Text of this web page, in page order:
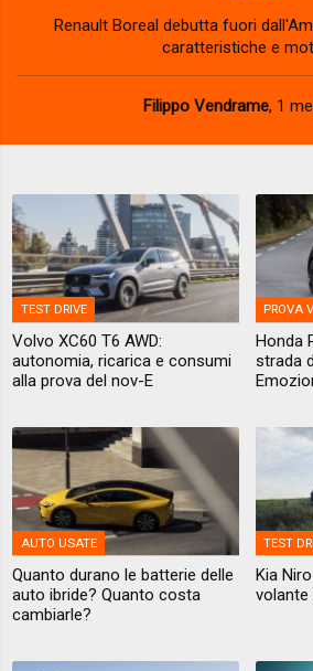
Renault Boreal debutta fuori
caratteristiche e
Filippo Vendrame, 1
TEST DRIVE
Volvo XC60 T6 AWD:
autonomia, ricarica e consumi
alla prova del nov-E
PROVA
Honda
strada
AUTO USATE
Quanto durano le batterie delle
auto ibride? Quanto costa
cambiarle?
TEST
Kia
volante